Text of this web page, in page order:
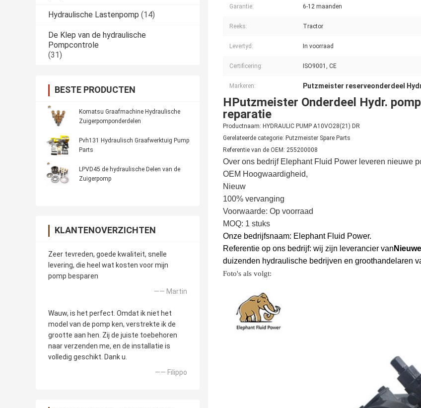
Hydraulische Lastenpomp (14)
De Klep van de hydraulische
Pompcontrole
(31)
BESTE PRODUCTEN
Komatsu Graafmachine Hydraulische
Zuigerpomponderdelen
Pvh131 Hydraulisch Graafwerktuig Pump
Parts
LPVD45 de hydraulische Delen van de
Zuigerpomp
KLANTENOVERZICHTEN
Zeer tevreden, goede kwaliteit, snelle
levering, die heel wat kosten voor mijn
pomp besparen
—— Martin
Wauw, is het perfect. Omdat ik niet het
model van de pomp ken, verstrekte ik de
grootte aan hen. Zij de juiste toebehoren
naar verzenden me, en de installatie is
volledig geschikt. Dank u.
—— Filippo
Garantie: 6-12 maanden
Reeks: Tractor
Levertyd: In voorraad
Certificering: ISO9001, CE
Markeren: Putzmeister reserveonderdeel
HPutzmeister Onderdeel Hydr.
reparatie
Productnaam: HYDRAULIC PUMP A10VO28(21) DR
Gerelateerde categorie: Putzmeister Spare Parts
Referentie van de OEM: 255200008
Over ons bedrijf Elephant Fluid Power leveren nieuwe
OEM Hoogwaardigheid,
Nieuw
100% vervanging
Voorwaarde: Op voorraad
MOQ: 1 stuks
Onze bedrijfsnaam: Elephant Fluid Power.
Referentie op ons bedrijf: wij zijn leverancier van
duizenden hydraulische bedrijven en groothandelaren
Foto's als volgt: